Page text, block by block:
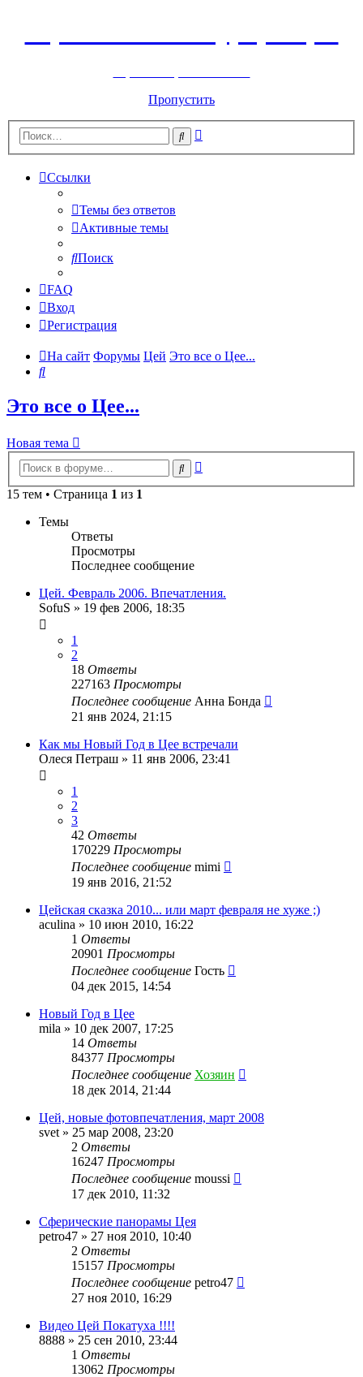
Пропустить
Поиск
Ссылки
Темы без ответов
Активные темы
Поиск
FAQ
Вход
Регистрация
На сайт Форумы Цей Это все о Цее...
Поиск
Это все о Цее...
Новая тема
Поиск
15 тем • Страница 1 из 1
Темы
Ответы
Просмотры
Последнее сообщение
Цей. Февраль 2006. Впечатления.
SofuS » 19 фев 2006, 18:35
1
2
18 Ответы
227163 Просмотры
Последнее сообщение Анна Бонда
21 янв 2024, 21:15
Как мы Новый Год в Цее встречали
Олеся Петраш » 11 янв 2006, 23:41
1
2
3
42 Ответы
170229 Просмотры
Последнее сообщение mimi
19 янв 2016, 21:52
Цейская сказка 2010... или март февраля не хуже ;)
aculina » 10 июн 2010, 16:22
1 Ответы
20901 Просмотры
Последнее сообщение Гость
04 дек 2015, 14:54
Новый Год в Цее
mila » 10 дек 2007, 17:25
14 Ответы
84377 Просмотры
Последнее сообщение Хозяин
18 дек 2014, 21:44
Цей, новые фотовпечатления, март 2008
svet » 25 мар 2008, 23:20
2 Ответы
16247 Просмотры
Последнее сообщение moussi
17 дек 2010, 11:32
Сферические панорамы Цея
petro47 » 27 ноя 2010, 10:40
2 Ответы
15157 Просмотры
Последнее сообщение petro47
27 ноя 2010, 16:29
Видео Цей Покатуха !!!!
8888 » 25 сен 2010, 23:44
1 Ответы
13062 Просмотры